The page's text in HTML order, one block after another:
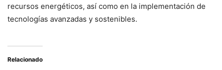
recursos energéticos, así como en la implementación de
tecnologías avanzadas y sostenibles.
Relacionado